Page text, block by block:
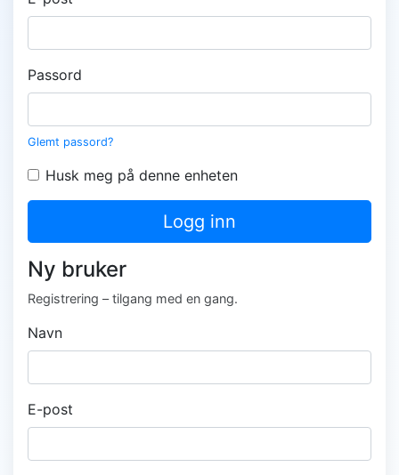
Passord
Glemt passord?
Husk meg på denne enheten
Logg inn
Ny bruker
Registrering – tilgang med en gang.
Navn
E-post